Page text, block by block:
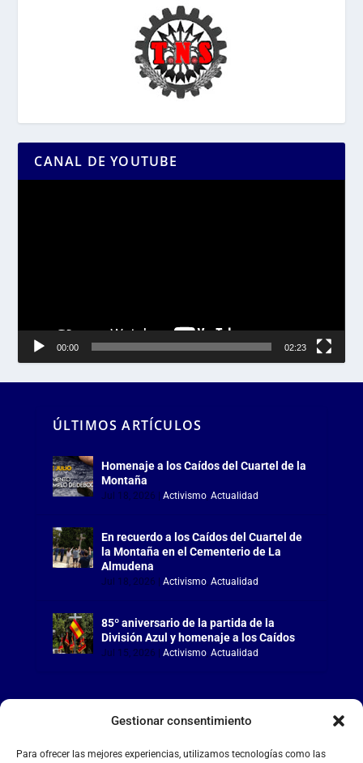
Gestionar consentimiento
Para ofrecer las mejores experiencias, utilizamos tecnologías como las
CANAL DE YOUTUBE
00:00 02:23
ÚLTIMOS ARTÍCULOS
Homenaje a los Caídos del Cuartel de la
Montaña
Jul 18, 2026 Activismo, Actualidad
En recuerdo a los Caídos del Cuartel de
la Montaña en el Cementerio de La
Almudena
Jul 18, 2026 Activismo, Actualidad
85º aniversario de la partida de la
División Azul y homenaje a los Caídos
Jul 15, 2026 Activismo, Actualidad
LA FALANGE